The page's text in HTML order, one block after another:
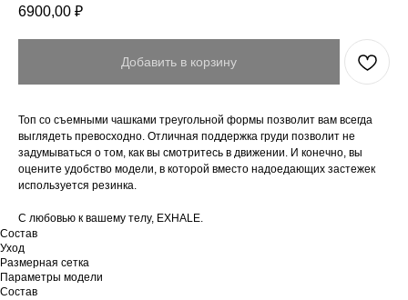
6900,00 ₽
Добавить в корзину
Топ со съемными чашками треугольной формы позволит вам всегда
выглядеть превосходно. Отличная поддержка груди позволит не
задумываться о том, как вы смотритесь в движении. И конечно, вы
оцените удобство модели, в которой вместо надоедающих застежек
используется резинка.
С любовью к вашему телу, EXHALE.
Состав
Уход
Размерная сетка
Параметры модели
Состав